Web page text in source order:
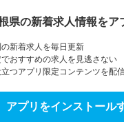
県の新着求人情報をア
新着求人を毎日更新
おすすめの求人を見逃さない
つアプリ限定コンテンツを配
アプリをインストール